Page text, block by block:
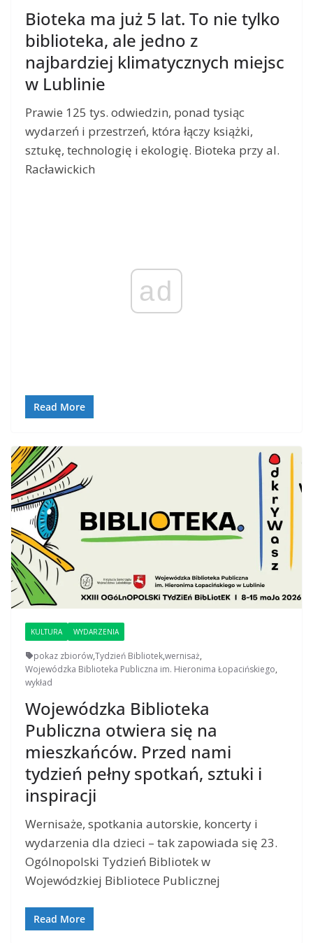
Bioteka ma już 5 lat. To nie tylko
biblioteka, ale jedno z
najbardziej klimatycznych miejsc
w Lublinie
Prawie 125 tys. odwiedzin, ponad tysiąc
wydarzeń i przestrzeń, która łączy książki,
sztukę, technologię i ekologię. Bioteka przy al.
Racławickich
ad
Read More
KULTURA WYDARZENIA
pokaz zbiorów,Tydzień Bibliotek,wernisaż,
Wojewódzka Biblioteka Publiczna im. Hieronima Łopacińskiego,
wykład
Wojewódzka Biblioteka
Publiczna otwiera się na
mieszkańców. Przed nami
tydzień pełny spotkań, sztuki i
inspiracji
Wernisaże, spotkania autorskie, koncerty i
wydarzenia dla dzieci – tak zapowiada się 23.
Ogólnopolski Tydzień Bibliotek w
Wojewódzkiej Bibliotece Publicznej
Read More